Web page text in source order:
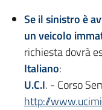
Se il sinistro è
un veicolo
richiesta dovrà
Italiano:
U.C.I. - Corso
http://